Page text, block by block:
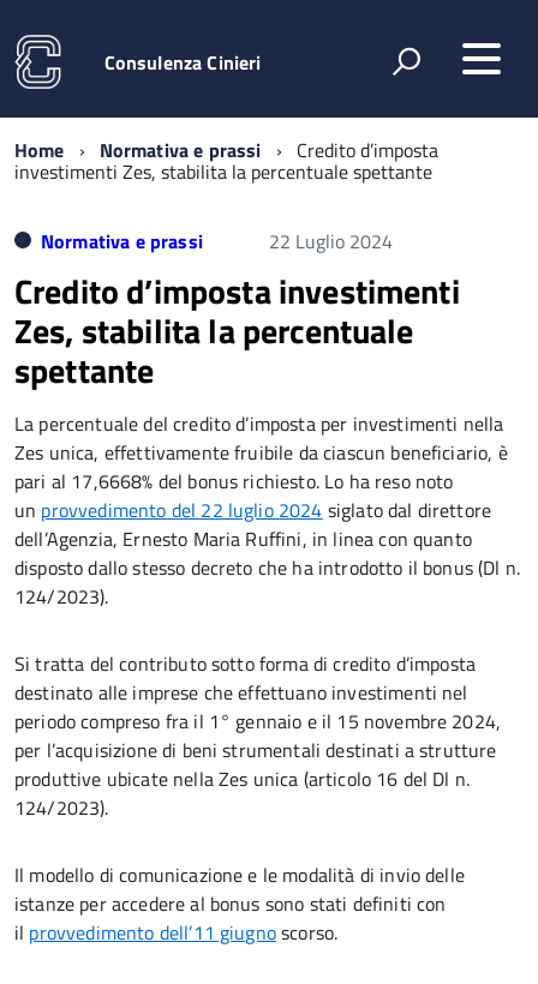
Consulenza Cinieri
Home Normativa e prassi Credito d’imposta
investimenti Zes, stabilita la percentuale spettante
Normativa e prassi 22 Luglio 2024
Credito d’imposta investimenti
Zes, stabilita la percentuale
spettante
La percentuale del credito d’imposta per investimenti nella
Zes unica, effettivamente fruibile da ciascun beneficiario, è
pari al 17,6668% del bonus richiesto. Lo ha reso noto
un provvedimento del 22 luglio 2024 siglato dal direttore
dell’Agenzia, Ernesto Maria Ruffini, in linea con quanto
disposto dallo stesso decreto che ha introdotto il bonus (Dl n.
124/2023).
Si tratta del contributo sotto forma di credito d’imposta
destinato alle imprese che effettuano investimenti nel
periodo compreso fra il 1° gennaio e il 15 novembre 2024,
per l’acquisizione di beni strumentali destinati a strutture
produttive ubicate nella Zes unica (articolo 16 del Dl n.
124/2023).
Il modello di comunicazione e le modalità di invio delle
istanze per accedere al bonus sono stati definiti con
il provvedimento dell’11 giugnoscorso.